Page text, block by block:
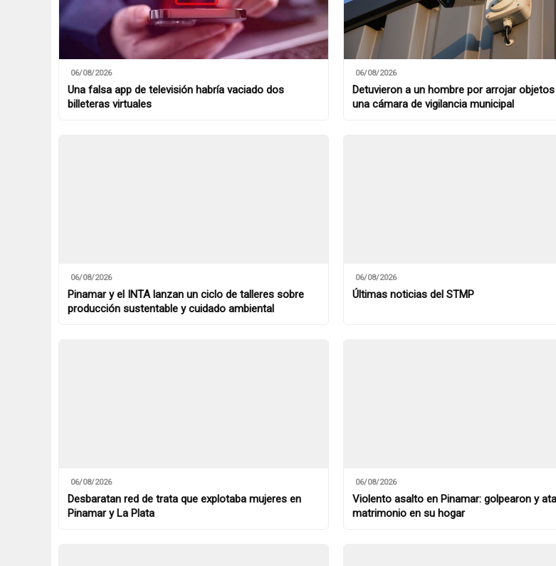
06/08/2026
Una falsa app de televisión habría vaciado dos
billeteras virtuales
06/08/2026
Detuvieron a un hombre por arrojar
una cámara de vigilancia municipal
06/08/2026
Pinamar y el INTA lanzan un ciclo de talleres sobre
producción sustentable y cuidado ambiental
06/08/2026
Últimas noticias del STMP
06/08/2026
Desbaratan red de trata que explotaba mujeres en
Pinamar y La Plata
06/08/2026
Violento asalto en Pinamar: golpearon y
matrimonio en su hogar